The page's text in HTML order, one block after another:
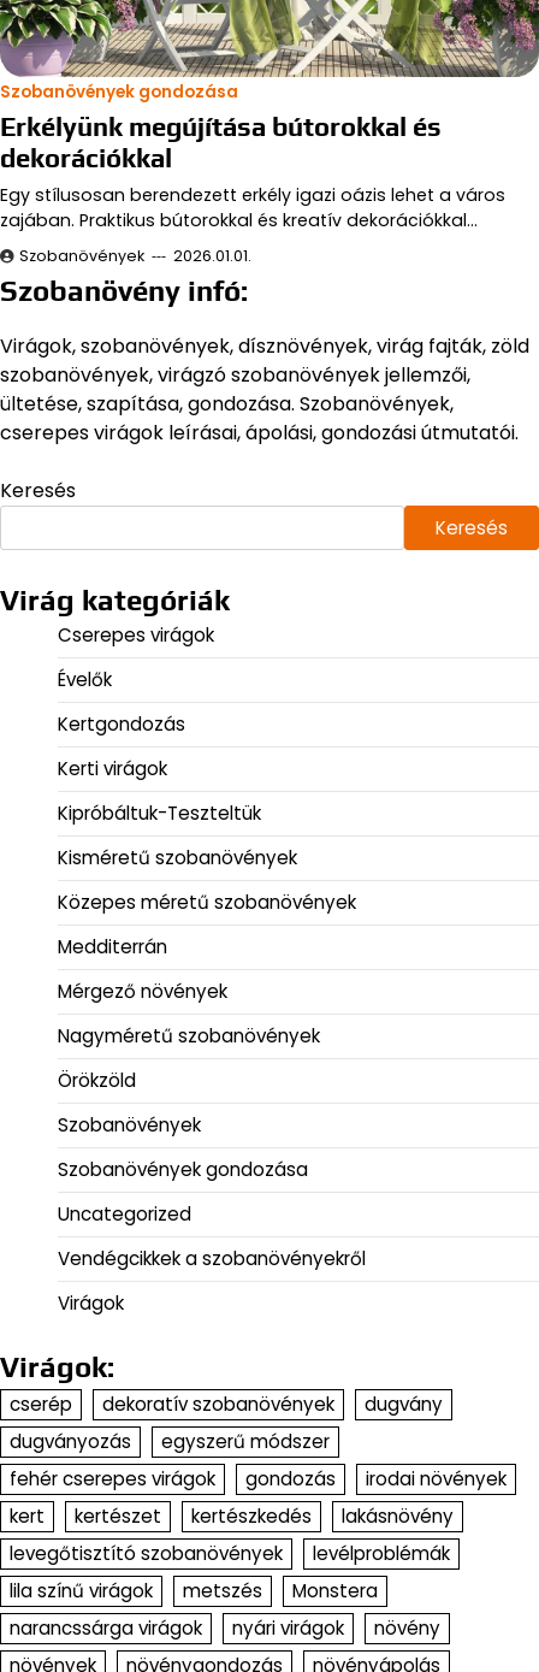
Szobanövények gondozása
Erkélyünk megújítása bútorokkal és
dekorációkkal
Egy stílusosan berendezett erkély igazi oázis lehet a város
zajában. Praktikus bútorokkal és kreatív dekorációkkal…
Szobanövények 2026.01.01.
Szobanövény infó:
Virágok, szobanövények, dísznövények, virág fajták, zöld
szobanövények, virágzó szobanövények jellemzői,
ültetése, szapítása, gondozása. Szobanövények,
cserepes virágok leírásai, ápolási, gondozási útmutatói.
Keresés
Keresés
Virág kategóriák
Cserepes virágok
Évelők
Kertgondozás
Kerti virágok
Kipróbáltuk-Teszteltük
Kisméretű szobanövények
Közepes méretű szobanövények
Medditerrán
Mérgező növények
Nagyméretű szobanövények
Örökzöld
Szobanövények
Szobanövények gondozása
Uncategorized
Vendégcikkek a szobanövényekről
Virágok
Virágok:
cserép dekoratív szobanövények
dugvány
dugványozás
egyszerű módszer
fehér cserepes virágok
gondozás
irodai növények
kert
kertészet kertészkedés
lakásnövény
levegőtisztító szobanövények
levélproblémák
lila színű virágok
metszés
Monstera
narancssárga virágok
nyári virágok
növény
növények
növénygondozás növényápolás